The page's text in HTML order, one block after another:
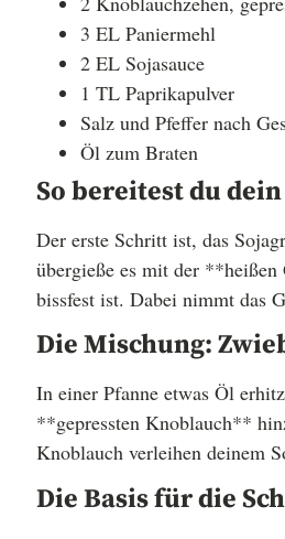
3 EL Paniermehl
2 EL Sojasauce
1 TL Paprikapulver
Salz und Pfeffer nach
Öl zum Braten
So bereitest du
Der erste Schritt ist, das
übergieße es mit der
bissfest ist. Dabei nimmt das
Die Mischung:
In einer Pfanne etwas Öl
**gepressten Knoblauch**
Knoblauch verleihen deinem
Die Basis für die